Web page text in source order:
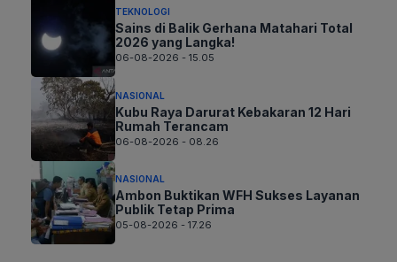
TEKNOLOGI
Sains di Balik Gerhana Matahari Total
2026 yang Langka!
06-08-2026 - 15.05
NASIONAL
Kubu Raya Darurat Kebakaran 12 Hari
Rumah Terancam
06-08-2026 - 08.26
NASIONAL
Ambon Buktikan WFH Sukses Layanan
Publik Tetap Prima
05-08-2026 - 17.26